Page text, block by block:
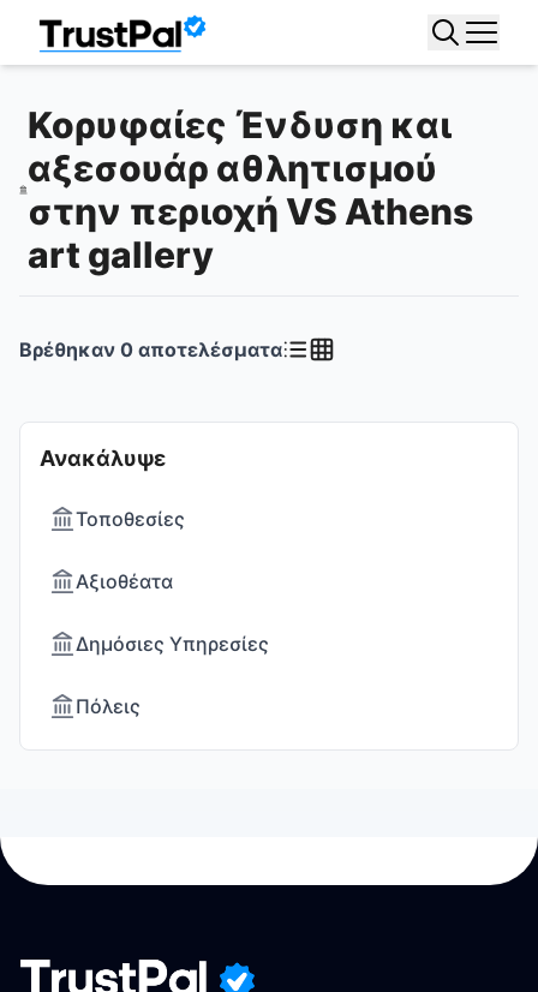
Κορυφαίες Ένδυση και
αξεσουάρ αθλητισμού
στην περιοχή VS Athens
art gallery
Ανακάλυψε
Τοποθεσίες
Αξιοθέατα
Δημόσιες Υπηρεσίες
Πόλεις
Βρέθηκαν 0 αποτελέσματα